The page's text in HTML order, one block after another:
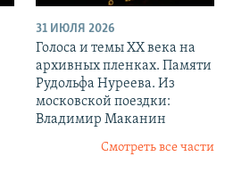
31 ИЮЛЯ 2026
Голоса и темы XX века на
архивных пленках. Памяти
Рудольфа Нуреева. Из
московской поездки:
Владимир Маканин
Смотреть все части